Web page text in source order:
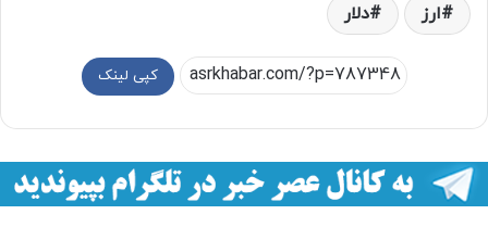
ارز دلار
کپی لینک